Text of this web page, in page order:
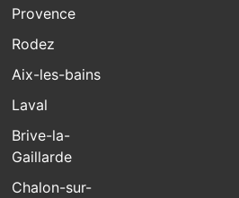
Provence
Rodez
Aix-les-bains
Laval
Brive-la-
Gaillarde
Chalon-sur-